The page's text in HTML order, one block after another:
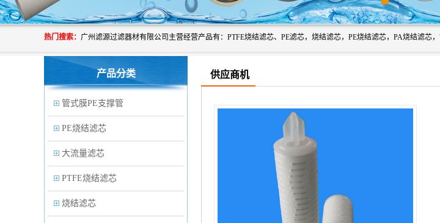
热门搜索：
产品分类
管式膜PE支撑管
PE烧结滤芯
大流量滤芯
PTFE烧结滤芯
烧结滤芯
供应商机